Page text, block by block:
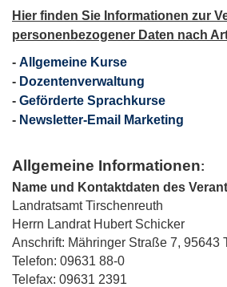
Hier finden Sie Informationen zur
personenbezogener Daten nach
- Allgemeine Kurse
- Dozentenverwaltung
- Geförderte Sprachkurse
- Newsletter-Email Marketing
Allgemeine Informationen:
Name und Kontaktdaten des
Landratsamt Tirschenreuth
Herrn Landrat Hubert Schicker
Anschrift: Mähringer Straße 7, 95643
Telefon: 09631 88-0
Telefax: 09631 2391